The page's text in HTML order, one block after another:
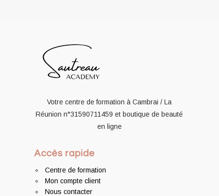
Votre centre de formation à Cambrai / La
Réunionn°31590711459 et boutique de beauté
en ligne
Accès rapide
Centre de formation
Mon compte client
Nous contacter